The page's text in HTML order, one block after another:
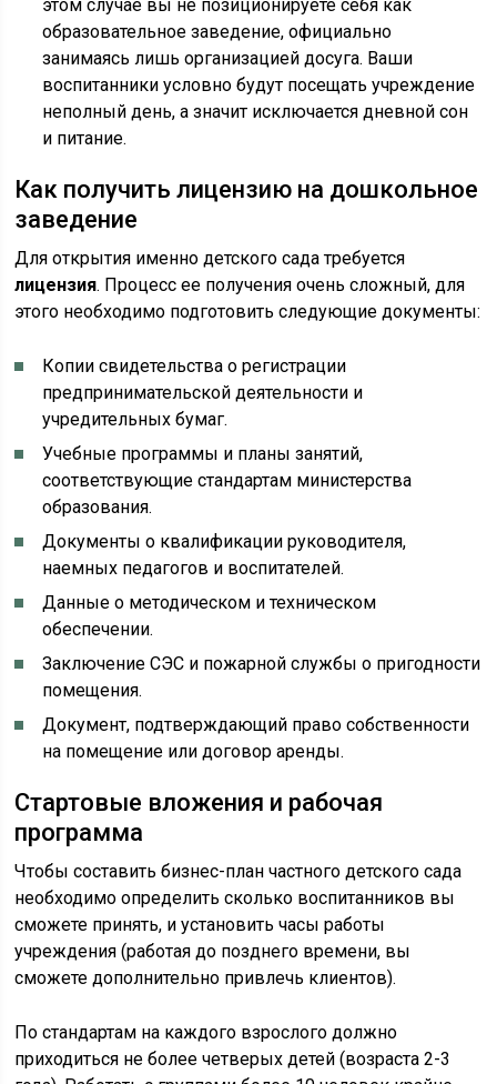
этом случае вы не позиционируете себя как
образовательное заведение, официально
занимаясь лишь организацией досуга. Ваши
воспитанники условно будут посещать учреждение
неполный день, а значит исключается дневной сон
и питание.
Как получить лицензию на дошкольное
заведение
Для открытия именно детского сада требуется
лицензия. Процесс ее получения очень сложный, для
этого необходимо подготовить следующие документы:
Копии свидетельства о регистрации
предпринимательской деятельности и
учредительных бумаг.
Учебные программы и планы занятий,
соответствующие стандартам министерства
образования.
Документы о квалификации руководителя,
наемных педагогов и воспитателей.
Данные о методическом и техническом
обеспечении.
Заключение СЭС и пожарной службы о пригодности
помещения.
Документ, подтверждающий право собственности
на помещение или договор аренды.
Стартовые вложения и рабочая
программа
Чтобы составить бизнес-план частного детского сада
необходимо определить сколько воспитанников вы
сможете принять, и установить часы работы
учреждения (работая до позднего времени, вы
сможете дополнительно привлечь клиентов).
По стандартам на каждого взрослого должно
приходиться не более четверых детей (возраста 2-3